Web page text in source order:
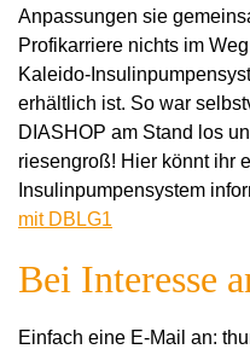
Anpassungen sie
Profikarriere nichts im
Kaleido-
erhältlich ist. So war
DIASHOP am Stand los
riesengroß! Hier könnt ihr
Insulinpumpensystem
mit DBLG1
Bei Interesse
Einfach eine E-Mail an: